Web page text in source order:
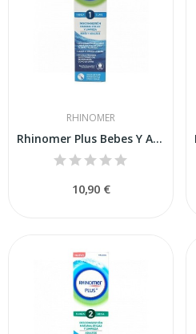
RHINOMER
Rhinomer Plus Bebes Y Adultos Fuerza 1 Suave 1...
10,90 €